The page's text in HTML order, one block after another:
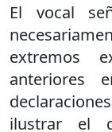
El vocal
extremos
anteriores
ilustrar el